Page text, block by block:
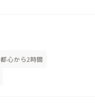
都心から2時間